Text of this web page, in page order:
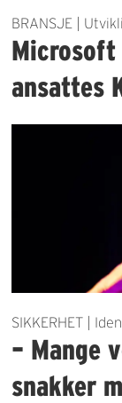
BRANSJE |
Microsoft
ansattes
SIKKERHET |
– Mange
snakker